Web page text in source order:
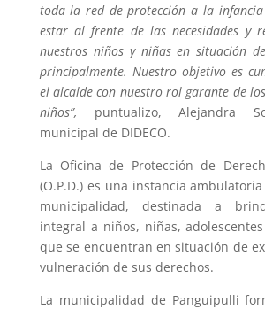
toda la red de protección a la
estar al frente de las necesidades y
nuestros niños y niñas en situación
principalmente. Nuestro objetivo es
el alcalde con nuestro rol garante de
niños”, puntualizo, Alejandra
municipal de DIDECO.
La Oficina de Protección de
(O.P.D.) es una instancia
municipalidad, destinada a
integral a niños, niñas,
que se encuentran en situación de
vulneración de sus derechos.
La municipalidad de Panguipulli